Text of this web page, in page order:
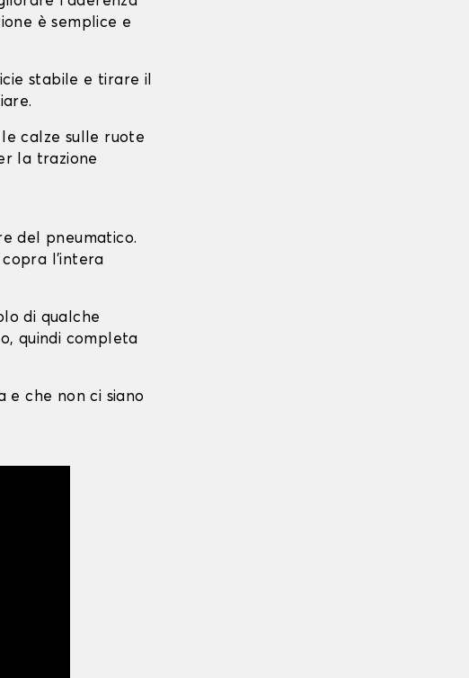
è semplice e
stabile e tirare il
calze sulle ruote
la trazione
del pneumatico.
copra l'intera
di qualche
quindi completa
e che non ci siano